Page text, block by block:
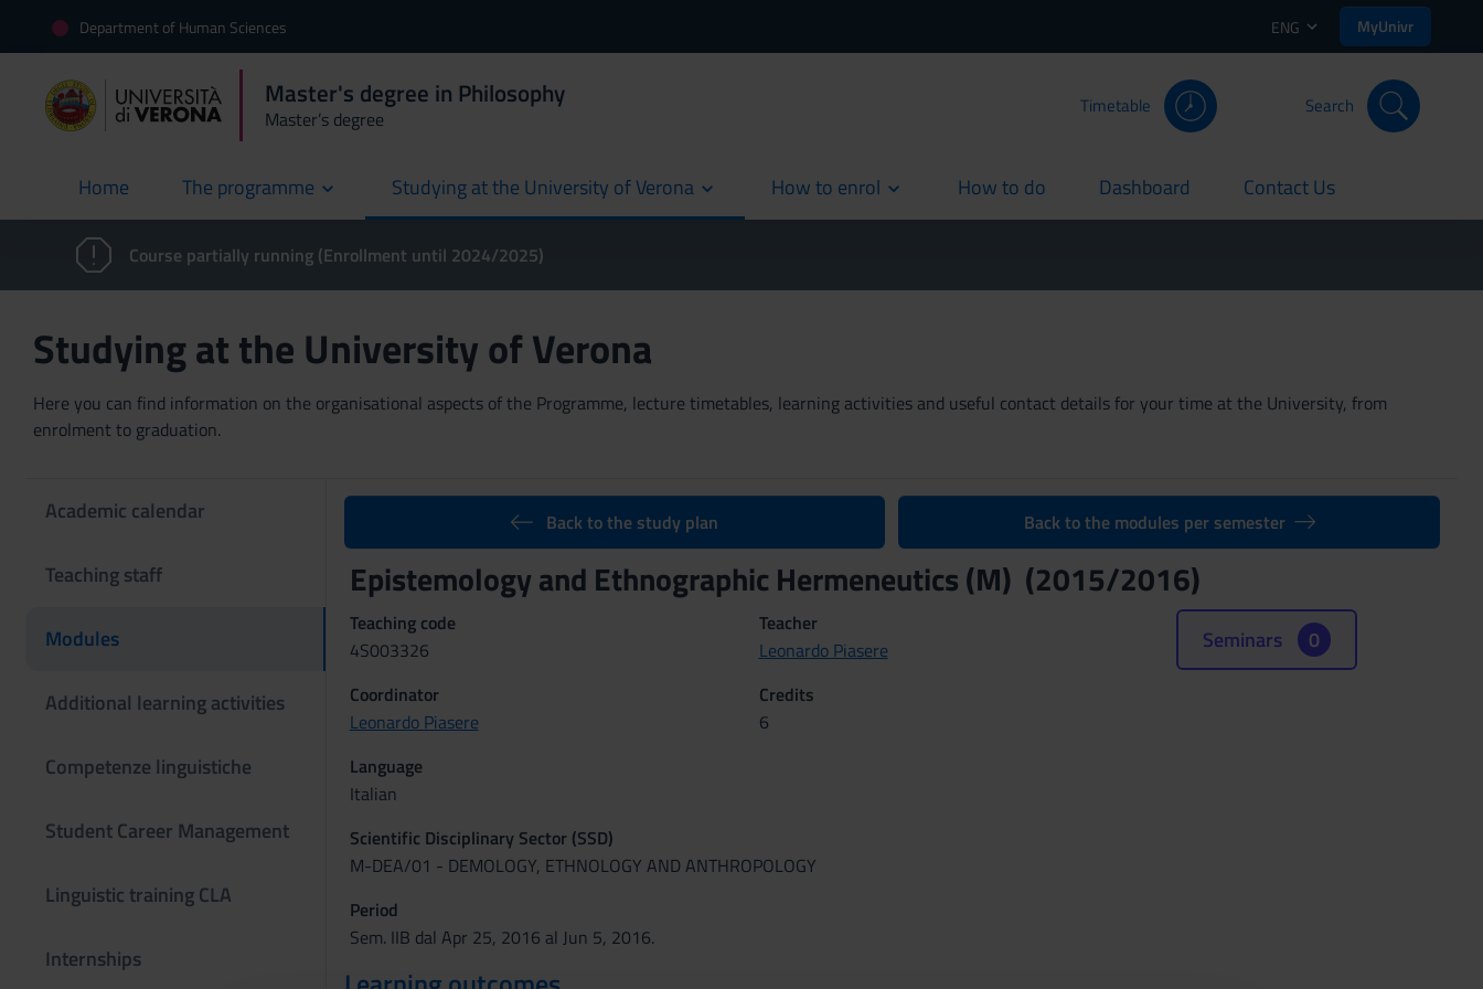
Department of Human Sciences ENG MyUnivr
Master's degree in Philosophy
Master’s degree
Timetable Search
Home
current The programme Studying at the University of Verona How to enrol How to do
current Dashboard
current Contact Us
current
Course partially running (Enrollment until 2024/2025)
Studying at the University of Verona
Here you can find information on the organisational aspects of the Programme, lecture timetables, learning activities and useful contact details for your time at the University, from
enrolment to graduation.
Academic calendar
Teaching staff
Modules
Additional learning activities
Competenze linguistiche
Student Career Management
Linguistic training CLA
Internships
Back to the study plan Back to the modules per semester
Epistemology and Ethnographic Hermeneutics (M) (2015/2016)
Teaching code
4S003326
Teacher
Leonardo Piasere
Coordinator
Leonardo Piasere
Credits
6
Language
Italian
Scientific Disciplinary Sector (SSD)
M-DEA/01 - DEMOLOGY, ETHNOLOGY AND ANTHROPOLOGY
Period
Sem. IIB dal Apr 25, 2016 al Jun 5, 2016.
Seminars 0